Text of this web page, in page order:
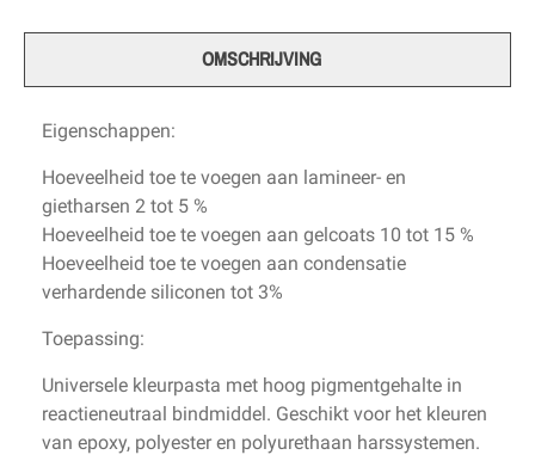
OMSCHRIJVING
Eigenschappen:
Hoeveelheid toe te voegen aan lamineer- en
gietharsen 2 tot 5 %
Hoeveelheid toe te voegen aan gelcoats 10 tot 15 %
Hoeveelheid toe te voegen aan condensatie
verhardende siliconen tot 3%
Toepassing:
Universele kleurpasta met hoog pigmentgehalte in
reactieneutraal bindmiddel. Geschikt voor het kleuren
van epoxy, polyester en polyurethaan harssystemen.